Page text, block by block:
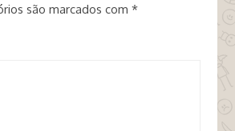
são marcados com *